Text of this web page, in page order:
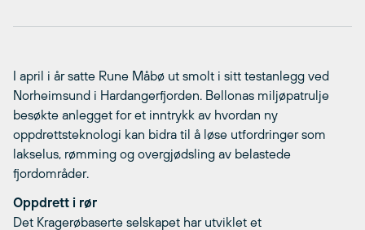
I april i år satte Rune Måbø ut smolt i sitt testanlegg ved
Norheimsund i Hardangerfjorden. Bellonas miljøpatrulje
besøkte anlegget for et inntrykk av hvordan ny
oppdrettsteknologi kan bidra til å løse utfordringer som
lakselus, rømming og overgjødsling av belastede
fjordområder.
Oppdrett i rør
Det Kragerøbaserte selskapet har utviklet et